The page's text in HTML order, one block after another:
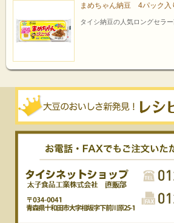
まめちゃん納豆 4パック入
タイシ納豆の人気ロングセラ